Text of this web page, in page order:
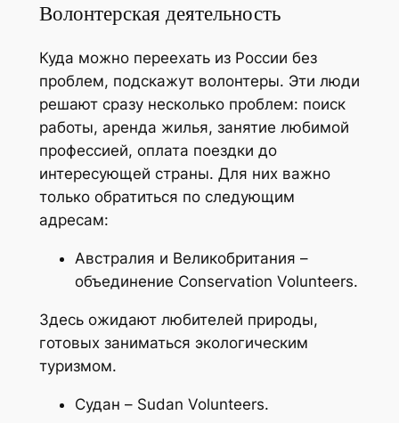
Волонтерская деятельность
Куда можно переехать из России без
проблем, подскажут волонтеры. Эти люди
решают сразу несколько проблем: поиск
работы, аренда жилья, занятие любимой
профессией, оплата поездки до
интересующей страны. Для них важно
только обратиться по следующим
адресам:
Австралия и Великобритания –
объединение Conservation Volunteers.
Здесь ожидают любителей природы,
готовых заниматься экологическим
туризмом.
Судан – Sudan Volunteers.